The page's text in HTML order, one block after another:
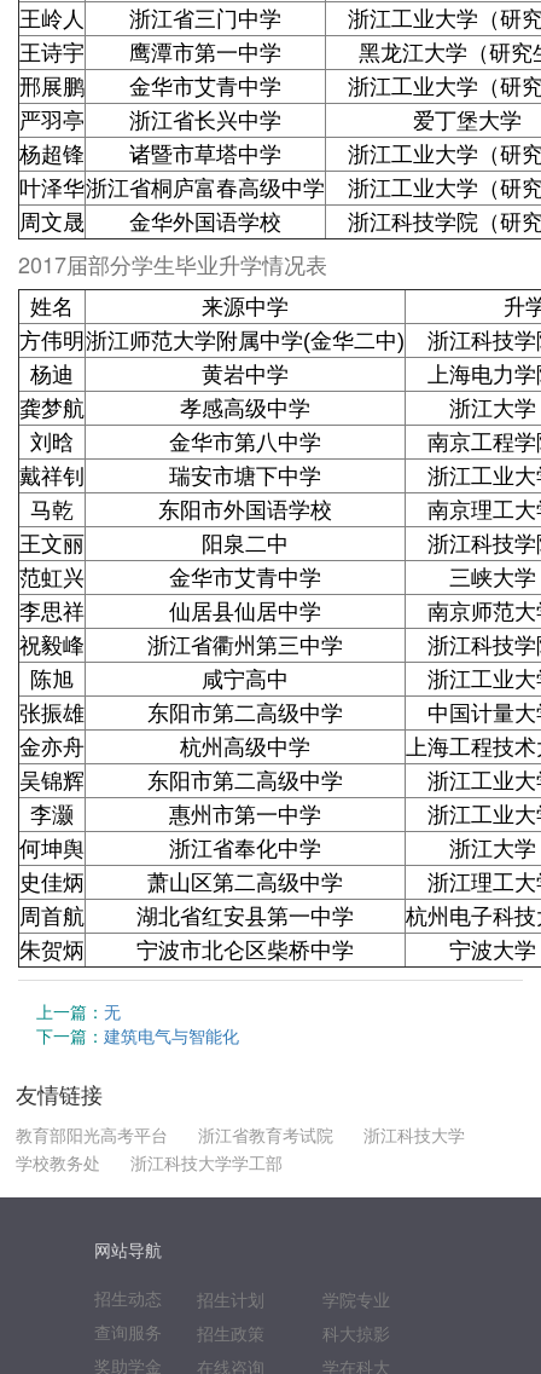
王岭人
浙江省三门中学
浙江工业大学（研
王诗宇
鹰潭市第一中学
黑龙江大学（研究
邢展鹏
金华市艾青中学
浙江工业大学（研
严羽亭
浙江省长兴中学
爱丁堡大学
杨超锋
诸暨市草塔中学
浙江工业大学（研
叶泽华浙江省桐庐富春高级中学
浙江工业大学（研
周文晟
金华外国语学校 浙江科技学院（研
2017届部分学生毕业升学情况表
姓名 来源中学
升
方伟明 浙江师范大学附属中学(金华二中)
浙江科技
杨迪
黄岩中学
上海电力
龚梦航
孝感高级中学
浙江大
刘晗
金华市第八中学
南京工程
戴祥钊
瑞安市塘下中学
浙江工业
马乾
东阳市外国语学校
南京理工
王文丽
阳泉二中
浙江科技
范虹兴
金华市艾青中学
三峡大
李思祥
仙居县仙居中学
南京师范
祝毅峰
浙江省衢州第三中学
浙江科技
陈旭
咸宁高中
浙江工业
张振雄
东阳市第二高级中学
中国计量
金亦舟
杭州高级中学
上海工程技
吴锦辉
东阳市第二高级中学
浙江工业
李灏
惠州市第一中学
浙江工业
何坤舆
浙江省奉化中学
浙江大
史佳炳
萧山区第二高级中学
浙江理工
周首航
湖北省红安县第一中学
杭州电子科
朱贺炳
宁波市北仑区柴桥中学 宁波大
上一篇： 无
下一篇： 建筑电气与智能化
友情链接
教育部阳光高考平台 浙江省教育考试院
浙江科技大学
学校教务处
浙江科技大学学工部
网站导航
招生动态
查询服务
奖助学金
招生计划
招生政策
在线咨询
学院专业
科大掠影
学在科大